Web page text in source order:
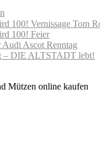
100! Vernissage Tom
100! Feier
Ascot Renntag
– DIE ALTSTADT lebt!
Mützen online kaufen